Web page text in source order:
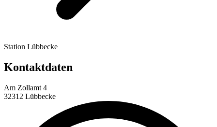
Station Lübbecke
Kontaktdaten
Am Zollamt 4
32312 Lübbecke